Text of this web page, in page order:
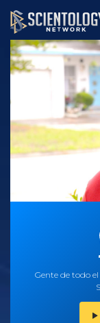
Gente de todo